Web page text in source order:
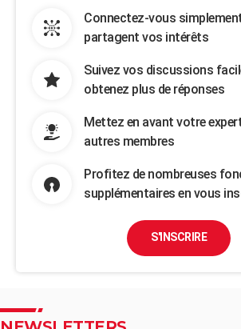
Connectez-vous
partagent vos intérêts
Suivez vos discussions
obtenez plus de réponses
Mettez en avant votre
autres membres
Profitez de nombreuses
supplémentaires en vous
S'INSCRIRE